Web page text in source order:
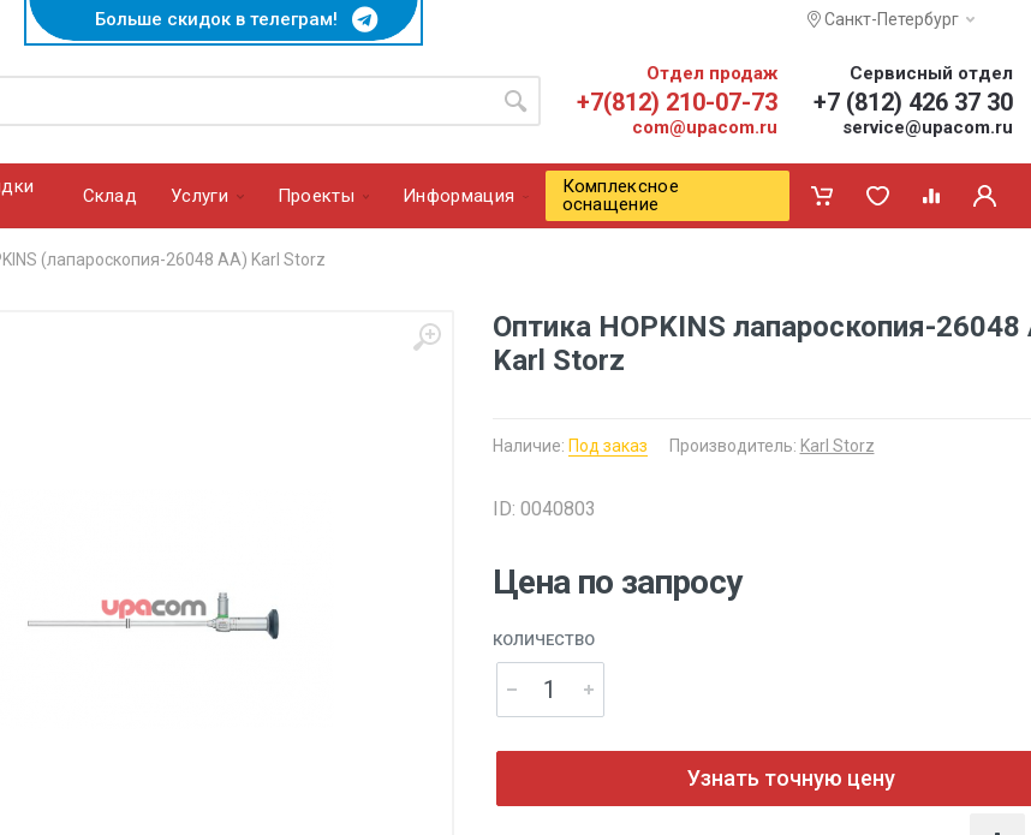
Больше скидок в телеграм! Санкт-Петербург
Отдел продаж
+7(812) 210-07-73
com@upacom.ru
Сервисный отдел
+7 (812) 426 37 30
service@upacom.ru
Cклад Услуги Проекты Информация
Комплексное
оснащение
(лапароскопия-26048 АА) Karl Storz
Оптика HOPKINS лапароскопия-
Karl Storz
Наличие: Под заказ Производитель: Karl Storz
ID: 0040803
Цена по запросу
КОЛИЧЕСТВО
Узнать точную цену